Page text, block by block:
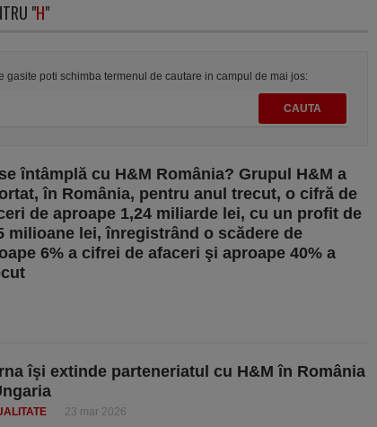
"H"
gasite poti schimba termenul de cautare in campul de mai jos:
întâmplă cu H&M România? Grupul H&M a
în România, pentru anul trecut, o cifră de
de aproape 1,24 miliarde lei, cu un profit de
milioane lei, înregistrând o scădere de
6% a cifrei de afaceri şi aproape 40% a
îşi extinde parteneriatul cu H&M în România
23 mar 2026